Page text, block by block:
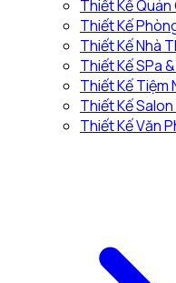
Thiết Kế
Thiết Kế
Thiết Kế Nhà
Thiết Kế SPa
Thiết Kế Tiệm
Thiết Kế
Thiết Kế Văn